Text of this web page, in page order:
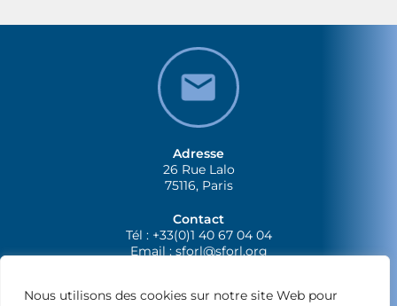
Nous utilisons des cookies sur notre site Web pour
Adresse
26 Rue Lalo
75116, Paris
Contact
Tél : +33(0)1 40 67 04 04
Email :sforl@sforl.org